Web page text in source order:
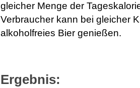
gleicher Menge der
Verbraucher kann bei gleicher
alkoholfreies Bier genießen.
Ergebnis: